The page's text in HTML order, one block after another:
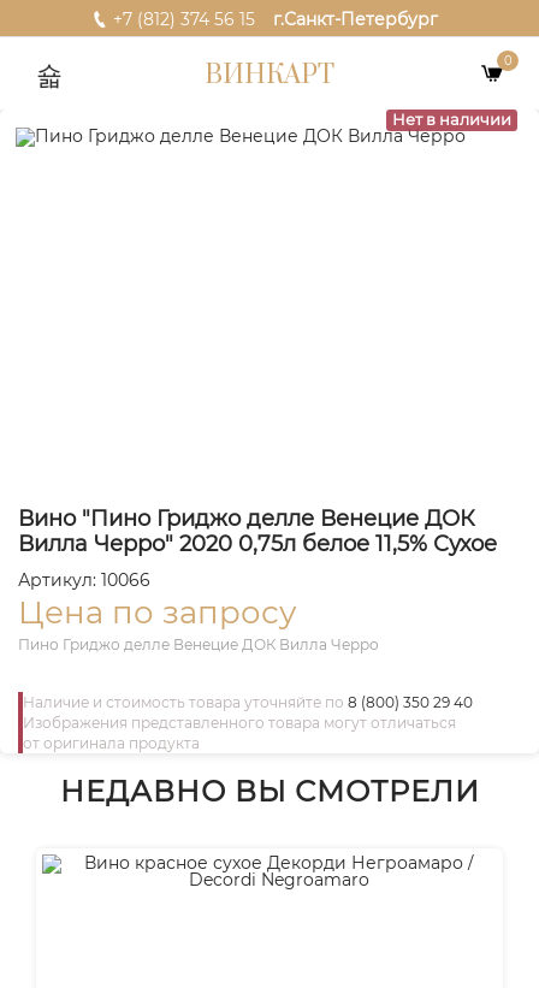
+7 (812) 374 56 15 г.Санкт-Петербург
ВИНКАРТ 0
Нет в наличии
Вино "Пино Гриджо делле Венецие ДОК
Вилла Черро" 2020 0,75л белое 11,5% Сухое
Артикул: 10066
Цена по запросу
Пино Гриджо делле Венецие ДОК Вилла Черро
Наличие и стоимость товара уточняйте по 8 (800) 350 29 40
Изображения представленного товара могут отличаться
от оригинала продукта
НЕДАВНО ВЫ СМОТРЕЛИ